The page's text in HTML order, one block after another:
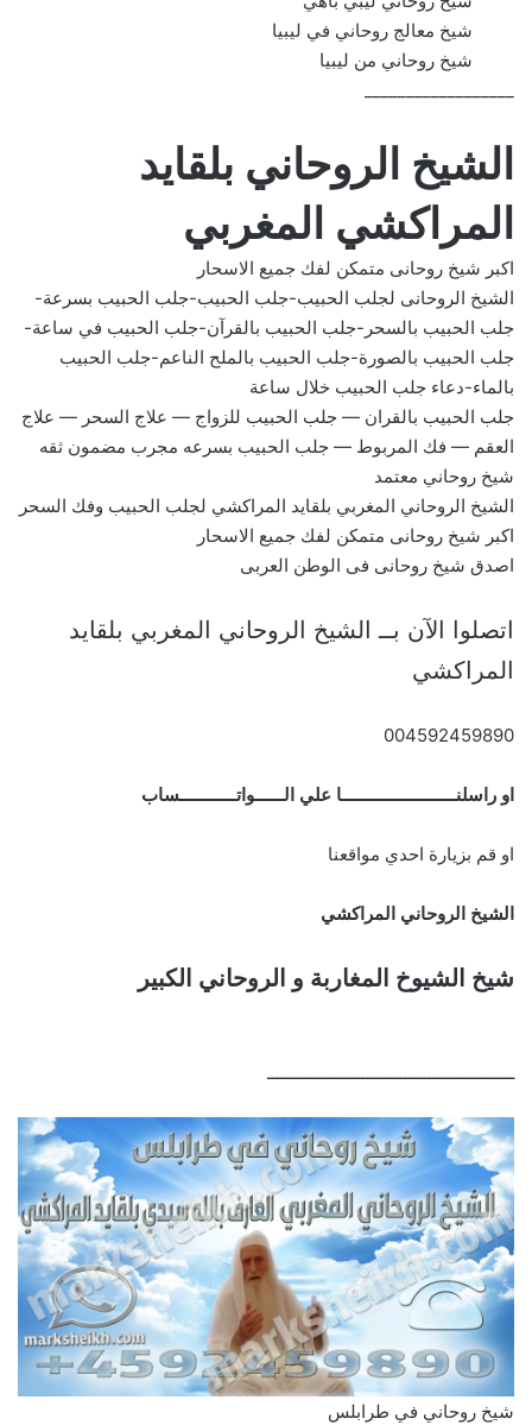
شيخ معالج روحاني في ليبيا
شيخ روحاني من ليبيا
الشيخ الروحاني بلقايد
المراكشي المغربي
اكبر شيخ روحانى متمكن لفك جميع الاسحار
الشيخ الروحانى لجلب الحبيب-جلب الحبيب-جلب الحبيب بسرعة-
جلب الحبيب بالسحر-جلب الحبيب بالقرآن-جلب الحبيب في ساعة-
جلب الحبيب بالصورة-جلب الحبيب بالملح الناعم-جلب الحبيب
بالماء-دعاء جلب الحبيب خلال ساعة
جلب الحبيب بالقران — جلب الحبيب للزواج — علاج السحر — علاج
العقم — فك المربوط — جلب الحبيب بسرعه مجرب مضمون ثقه
شيخ روحاني معتمد
الشيخ الروحاني المغربي بلقايد المراكشي لجلب الحبيب وفك السحر
اكبر شيخ روحانى متمكن لفك جميع الاسحار
اصدق شيخ روحانى فى الوطن العربى
اتصلوا الآن بــ الشيخ الروحاني المغربي بلقايد
المراكشي
004592459890
او راسلنــــــــــــــــــــــــا علي الــــــواتــــــــــــساب
او قم بزيارة احدي مواقعنا
الشيخ الروحاني المراكشي
شيخ الشيوخ المغاربة و الروحاني الكبير
ــــــــــــــــــــــــــــــــــــــــــــــــــــ
شيخ روحاني في طرابلس